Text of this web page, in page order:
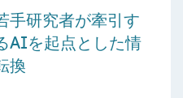
手研究者が牽引す
AIを起点とした情
換